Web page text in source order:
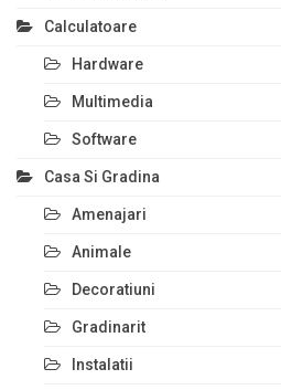
Calculatoare
Hardware
Multimedia
Software
Casa Si Gradina
Amenajari
Animale
Decoratiuni
Gradinarit
Instalatii